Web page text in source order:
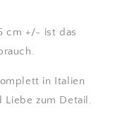
cm +/- ist das
in Italien
zum Detail.